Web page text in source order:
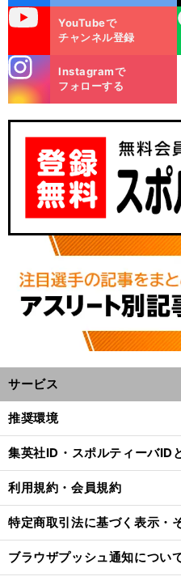
YouTubeで
チャンネル登録
LINE
m
Instagramで
フォローする
サービス
推奨環境
集英社ID・スポルティーバID
利用規約・会員規約
特定商取引法に基づく表示・
ブラウザプッシュ通知につい